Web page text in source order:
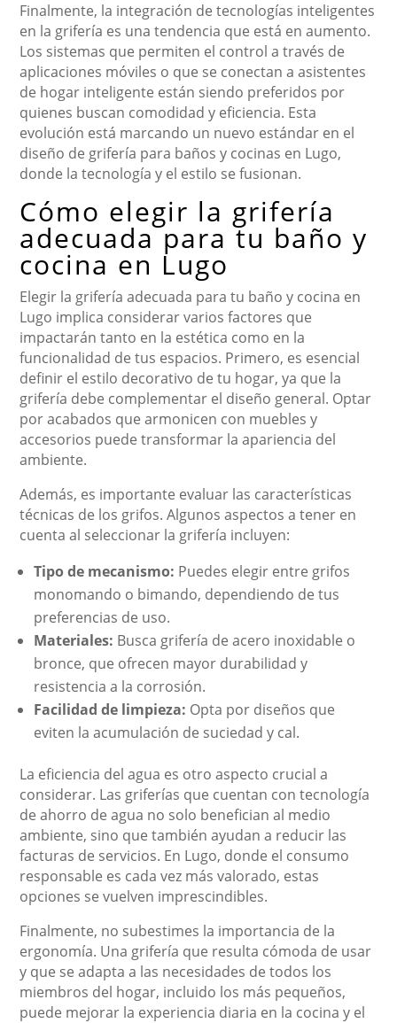
Finalmente, la integración de tecnologías inteligentes
en la grifería es una tendencia que está en aumento.
Los sistemas que permiten el control a través de
aplicaciones móviles o que se conectan a asistentes
de hogar inteligente están siendo preferidos por
quienes buscan comodidad y eficiencia. Esta
evolución está marcando un nuevo estándar en el
diseño de grifería para baños y cocinas en Lugo,
donde la tecnología y el estilo se fusionan.
Cómo elegir la grifería
adecuada para tu baño y
cocina en Lugo
Elegir la grifería adecuada para tu baño y cocina en
Lugo implica considerar varios factores que
impactarán tanto en la estética como en la
funcionalidad de tus espacios. Primero, es esencial
definir el estilo decorativo de tu hogar, ya que la
grifería debe complementar el diseño general. Optar
por acabados que armonicen con muebles y
accesorios puede transformar la apariencia del
ambiente.
Además, es importante evaluar las características
técnicas de los grifos. Algunos aspectos a tener en
cuenta al seleccionar la grifería incluyen:
Tipo de mecanismo: Puedes elegir entre grifos
monomando o bimando, dependiendo de tus
preferencias de uso.
Materiales: Busca grifería de acero inoxidable o
bronce, que ofrecen mayor durabilidad y
resistencia a la corrosión.
Facilidad de limpieza: Opta por diseños que
eviten la acumulación de suciedad y cal.
La eficiencia del agua es otro aspecto crucial a
considerar. Las griferías que cuentan con tecnología
de ahorro de agua no solo benefician al medio
ambiente, sino que también ayudan a reducir las
facturas de servicios. En Lugo, donde el consumo
responsable es cada vez más valorado, estas
opciones se vuelven imprescindibles.
Finalmente, no subestimes la importancia de la
ergonomía. Una grifería que resulta cómoda de usar
y que se adapta a las necesidades de todos los
miembros del hogar, incluido los más pequeños,
puede mejorar la experiencia diaria en la cocina y el